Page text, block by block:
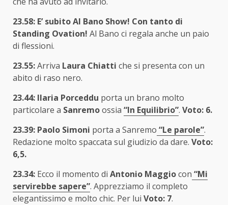
23.58: E’ subito Al Bano Show! Con tanto di
Standing Ovation! Al Bano ci regala anche un paio
di flessioni.
23.55:Arriva Laura Chiatti che si presenta con un
abito di raso nero.
23.44: Ilaria Porceddu porta un brano molto
particolare a Sanremoossia “In Equilibrio”. Voto: 6.
23.39: Paolo Simoni porta a Sanremo “Le parole”.
Redazione molto spaccata sul giudizio da dare. Voto:
6,5.
23.34: Ecco il momento di Antonio Maggiocon “Mi
servirebbe sapere”. Apprezziamo il completo
elegantissimo e molto chic. Per lui Voto: 7.